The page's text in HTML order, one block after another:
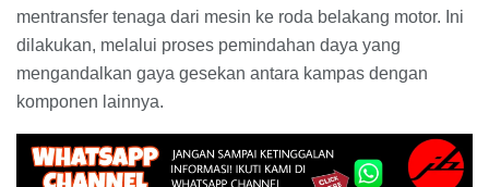
mentransfer tenaga dari mesin ke roda belakang motor. Ini
dilakukan, melalui proses pemindahan daya yang
mengandalkan gaya gesekan antara kampas dengan
komponen lainnya.